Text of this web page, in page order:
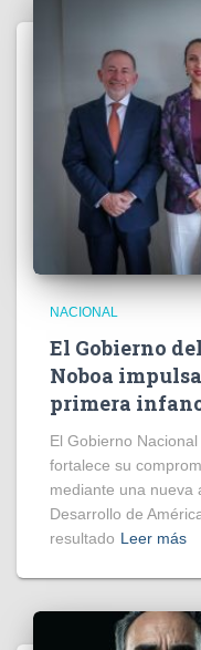
NACIONAL
El Gobierno
Noboa
primera
El Gobierno
fortalece su
mediante una nueva
Desarrollo de
resultado Leer más